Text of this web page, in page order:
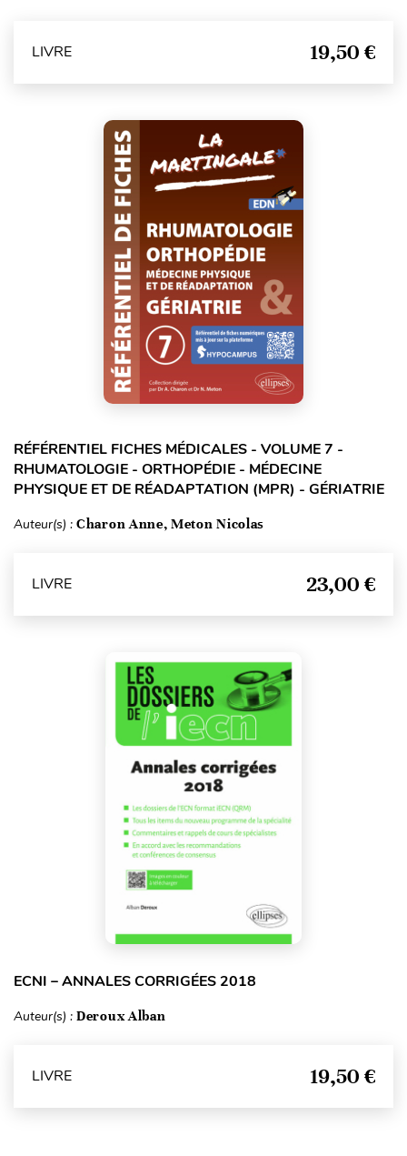
LIVRE 19,50 €
RÉFÉRENTIEL FICHES MÉDICALES - VOLUME 7 -
RHUMATOLOGIE - ORTHOPÉDIE - MÉDECINE
PHYSIQUE ET DE RÉADAPTATION (MPR) - GÉRIATRIE
Auteur(s) : Charon Anne, Meton Nicolas
LIVRE 23,00 €
ECNI – ANNALES CORRIGÉES 2018
Auteur(s) : Deroux Alban
LIVRE 19,50 €